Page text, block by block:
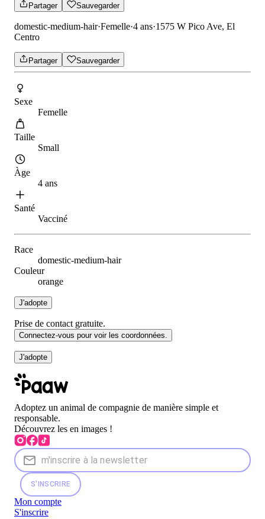
Partager Sauvegarder
domestic-medium-hair·Femelle·4 ans·1575 W Pico Ave, El
Centro
Partager Sauvegarder
Sexe
Femelle
Taille
Small
Àge
4 ans
Santé
Vacciné
Race
domestic-medium-hair
Couleur
orange
J'adopte
Prise de contact gratuite.
Connectez-vous pour voir les coordonnées.
J'adopte
Adoptez un animal de compagnie de manière simple et
responsable.
Découvrez les en images !
S'INSCRIRE
Mon compte
S'inscrire